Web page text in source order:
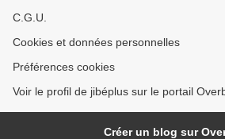
C.G.U.
Cookies et données personnelles
Préférences cookies
Voir le profil de jibéplus sur le portail
Créer un blog sur